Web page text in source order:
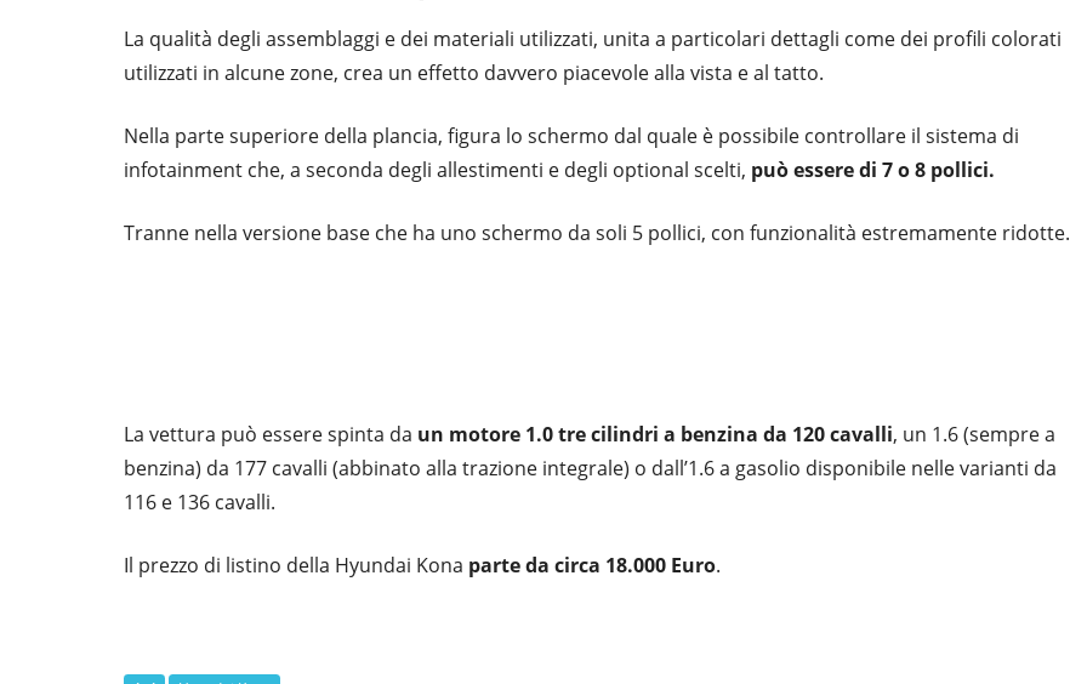
La qualità degli assemblaggi e dei materiali utilizzati, unita a particolari dettagli come dei profili colorati
utilizzati in alcune zone, crea un effetto davvero piacevole alla vista e al tatto.
Nella parte superiore della plancia, figura lo schermo dal quale è possibile controllare il sistema di
infotainment che, a seconda degli allestimenti e degli optional scelti, può essere di 7 o 8 pollici.
Tranne nella versione base che ha uno schermo da soli 5 pollici, con funzionalità estremamente ridotte.
La vettura può essere spinta da un motore 1.0 tre cilindri a benzina da 120 cavalli, un 1.6 (sempre a
benzina) da 177 cavalli (abbinato alla trazione integrale) o dall’1.6 a gasolio disponibile nelle varianti da
116 e 136 cavalli.
Il prezzo di listino della Hyundai Kona parte da circa 18.000 Euro.